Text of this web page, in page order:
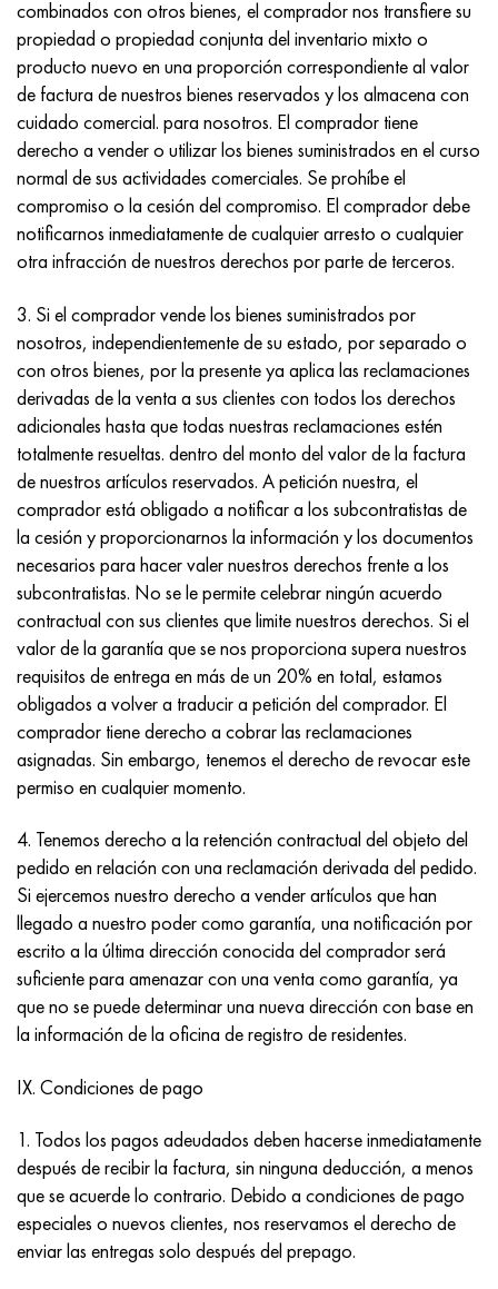
combinados con otros bienes, el comprador nos transfiere su
propiedad o propiedad conjunta del inventario mixto o
producto nuevo en una proporción correspondiente al valor
de factura de nuestros bienes reservados y los almacena con
cuidado comercial. para nosotros. El comprador tiene
derecho a vender o utilizar los bienes suministrados en el curso
normal de sus actividades comerciales. Se prohíbe el
compromiso o la cesión del compromiso. El comprador debe
notificarnos inmediatamente de cualquier arresto o cualquier
otra infracción de nuestros derechos por parte de terceros.
3. Si el comprador vende los bienes suministrados por
nosotros, independientemente de su estado, por separado o
con otros bienes, por la presente ya aplica las reclamaciones
derivadas de la venta a sus clientes con todos los derechos
adicionales hasta que todas nuestras reclamaciones estén
totalmente resueltas. dentro del monto del valor de la factura
de nuestros artículos reservados. A petición nuestra, el
comprador está obligado a notificar a los subcontratistas de
la cesión y proporcionarnos la información y los documentos
necesarios para hacer valer nuestros derechos frente a los
subcontratistas. No se le permite celebrar ningún acuerdo
contractual con sus clientes que limite nuestros derechos. Si el
valor de la garantía que se nos proporciona supera nuestros
requisitos de entrega en más de un 20% en total, estamos
obligados a volver a traducir a petición del comprador. El
comprador tiene derecho a cobrar las reclamaciones
asignadas. Sin embargo, tenemos el derecho de revocar este
permiso en cualquier momento.
4. Tenemos derecho a la retención contractual del objeto del
pedido en relación con una reclamación derivada del pedido.
Si ejercemos nuestro derecho a vender artículos que han
llegado a nuestro poder como garantía, una notificación por
escrito a la última dirección conocida del comprador será
suficiente para amenazar con una venta como garantía, ya
que no se puede determinar una nueva dirección con base en
la información de la oficina de registro de residentes.
IX. Condiciones de pago
1. Todos los pagos adeudados deben hacerse inmediatamente
después de recibir la factura, sin ninguna deducción, a menos
que se acuerde lo contrario. Debido a condiciones de pago
especiales o nuevos clientes, nos reservamos el derecho de
enviar las entregas solo después del prepago.